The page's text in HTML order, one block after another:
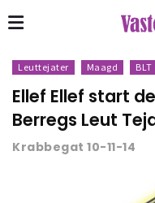
Leuttejater Maagd BLT
Ellef Ellef start
Berregs Leut
Krabbegat 10-11-14